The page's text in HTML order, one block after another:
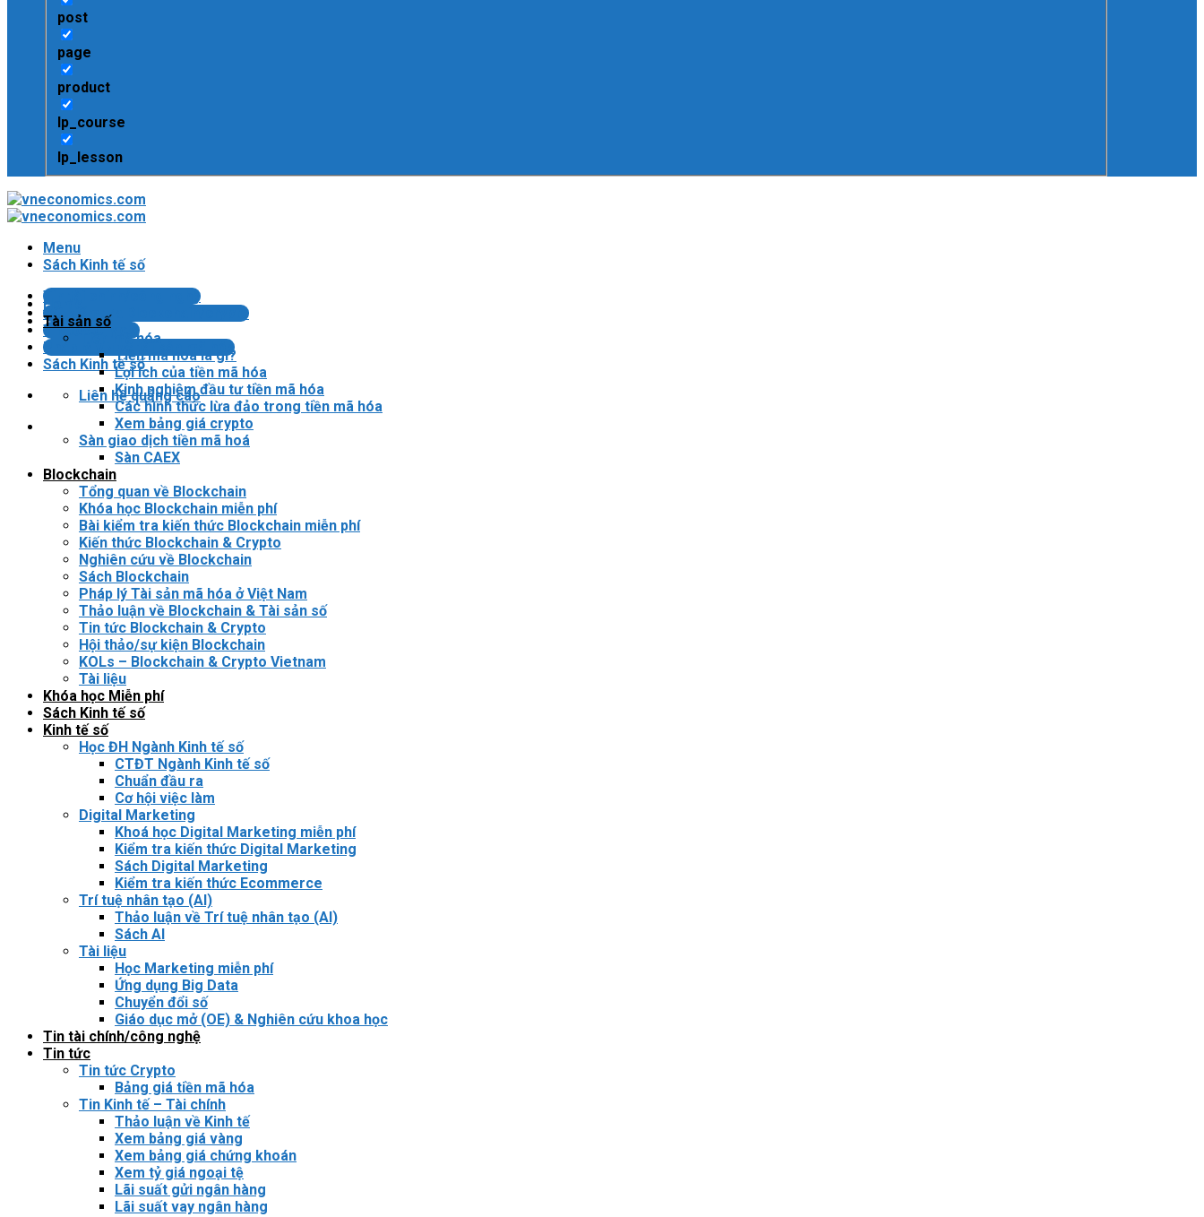
post
page
product
lp_course
lp_lesson
Menu
Sách Kinh tế số
Tin tài chính/công nghệ
Bài kiểm tra Blockchain/crypto
Tin tức Crypto
Pháp lý VN về tài sản mã hóa
Sách Kinh tế số
Liên hệ quảng cáo
Home
Tài sản số
Tiền mã hóa
Tiền mã hóa là gì?
Lợi ích của tiền mã hóa
Kinh nghiệm đầu tư tiền mã hóa
Các hình thức lừa đảo trong tiền mã hóa
Xem bảng giá crypto
Sàn giao dịch tiền mã hoá
Sàn CAEX
Blockchain
Tổng quan về Blockchain
Khóa học Blockchain miễn phí
Bài kiểm tra kiến thức Blockchain miễn phí
Kiến thức Blockchain & Crypto
Nghiên cứu về Blockchain
Sách Blockchain
Pháp lý Tài sản mã hóa ở Việt Nam
Thảo luận về Blockchain & Tài sản số
Tin tức Blockchain & Crypto
Hội thảo/sự kiện Blockchain
KOLs – Blockchain & Crypto Vietnam
Tài liệu
Khóa học Miễn phí
Sách Kinh tế số
Kinh tế số
Học ĐH Ngành Kinh tế số
CTĐT Ngành Kinh tế số
Chuẩn đầu ra
Cơ hội việc làm
Digital Marketing
Khoá học Digital Marketing miễn phí
Kiểm tra kiến thức Digital Marketing
Sách Digital Marketing
Kiểm tra kiến thức Ecommerce
Trí tuệ nhân tạo (AI)
Thảo luận về Trí tuệ nhân tạo (AI)
Sách AI
Tài liệu
Học Marketing miễn phí
Ứng dụng Big Data
Chuyển đổi số
Giáo dục mở (OE) & Nghiên cứu khoa học
Tin tài chính/công nghệ
Tin tức
Tin tức Crypto
Bảng giá tiền mã hóa
Tin Kinh tế – Tài chính
Thảo luận về Kinh tế
Xem bảng giá vàng
Xem bảng giá chứng khoán
Xem tỷ giá ngoại tệ
Lãi suất gửi ngân hàng
Lãi suất vay ngân hàng